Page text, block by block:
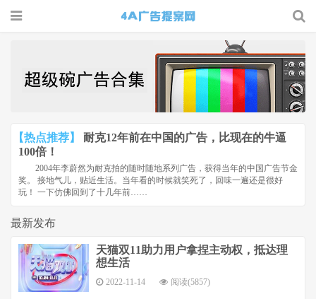
提案网 |
广告小报
| 广告圈
那点事
【热点推荐】
耐克12年前在中国的广告，比现在的牛逼
100倍！
2004年李蔚然为耐克拍的随时随地系列广告，获得当年的中国广告节金
奖。 接地气儿，贴近生活。当年看的时候就笑死了，回味一遍还是很好
玩！ 一下仿佛回到了十几年前……
最新发布
天猫双11助力用户拿捏主动权，抵达理
想生活
2022-11-14 阅读(5857)